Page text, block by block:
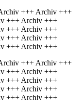
+++ Archiv +++
+++ Archiv +++
+++ Archiv +++
+++ Archiv +++
+++ Archiv +++
+++ Archiv +++
+++ Archiv +++
+++ Archiv +++
+++ Archiv +++
+++ Archiv +++